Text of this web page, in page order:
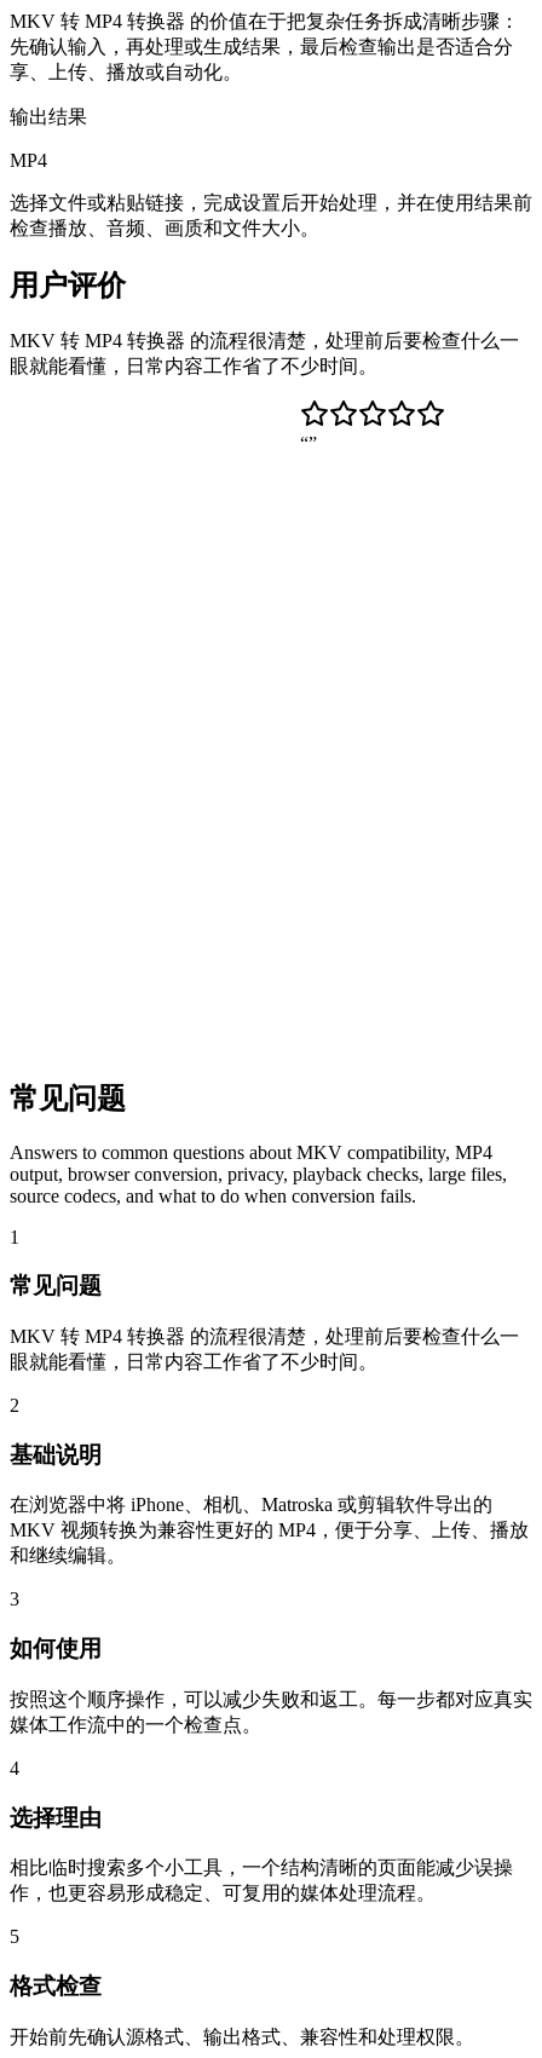
MKV 转 MP4 转换器 的价值在于把复杂任务拆成清晰步骤：
先确认输入，再处理或生成结果，最后检查输出是否适合分
享、上传、播放或自动化。
输出结果
MP4
选择文件或粘贴链接，完成设置后开始处理，并在使用结果前
检查播放、音频、画质和文件大小。
用户评价
MKV 转 MP4 转换器 的流程很清楚，处理前后要检查什么一
眼就能看懂，日常内容工作省了不少时间。
常见问题
Answers to common questions about MKV compatibility, MP4
output, browser conversion, privacy, playback checks, large files,
source codecs, and what to do when conversion fails.
1
常见问题
MKV 转 MP4 转换器 的流程很清楚，处理前后要检查什么一
眼就能看懂，日常内容工作省了不少时间。
2
基础说明
在浏览器中将 iPhone、相机、Matroska 或剪辑软件导出的
MKV 视频转换为兼容性更好的 MP4，便于分享、上传、播放
和继续编辑。
3
如何使用
按照这个顺序操作，可以减少失败和返工。每一步都对应真实
媒体工作流中的一个检查点。
4
选择理由
相比临时搜索多个小工具，一个结构清晰的页面能减少误操
作，也更容易形成稳定、可复用的媒体处理流程。
5
格式检查
开始前先确认源格式、输出格式、兼容性和处理权限。